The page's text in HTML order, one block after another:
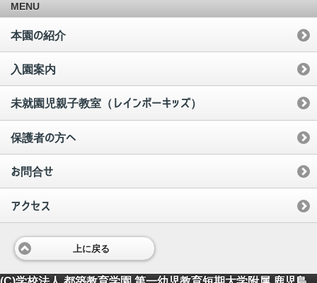
MENU
本園の紹介
入園案内
未就園児親子教室（レインボーキッズ）
保護者の方へ
お問合せ
アクセス
上に戻る